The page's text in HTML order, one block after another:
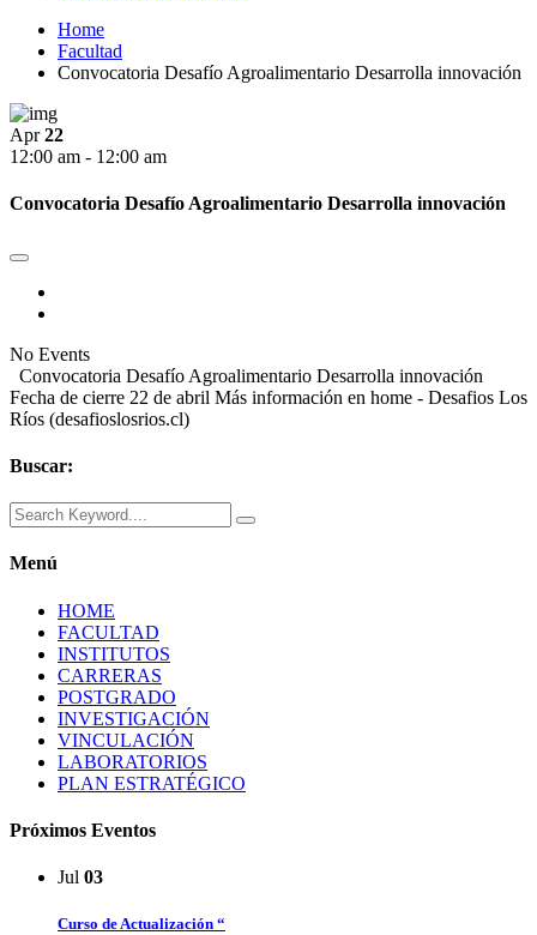
Home
Facultad
Convocatoria Desafío Agroalimentario Desarrolla innovación
Apr22
12:00 am - 12:00 am
Convocatoria Desafío Agroalimentario Desarrolla innovación
No Events
Convocatoria Desafío Agroalimentario Desarrolla innovación
Fecha de cierre 22 de abril Más información en home - Desafios Los
Ríos (desafioslosrios.cl)
Buscar:
Menú
HOME
FACULTAD
INSTITUTOS
CARRERAS
POSTGRADO
INVESTIGACIÓN
VINCULACIÓN
LABORATORIOS
PLAN ESTRATÉGICO
Próximos Eventos
Jul 03
Curso de Actualización “